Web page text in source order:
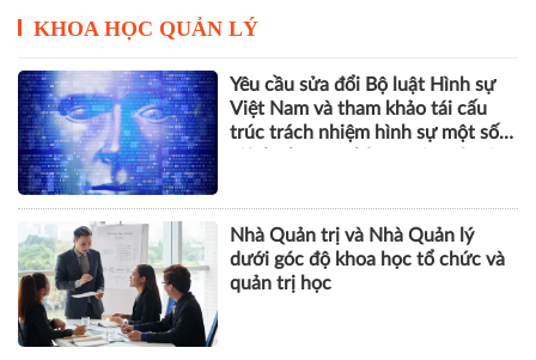
Vinhomes báo lãi kỷ lục hơn
KHOA HỌC QUẢN LÝ
Yêu cầu sửa đổi Bộ luật Hình sự
Việt Nam và tham khảo tái cấu
trúc trách nhiệm hình sự một số